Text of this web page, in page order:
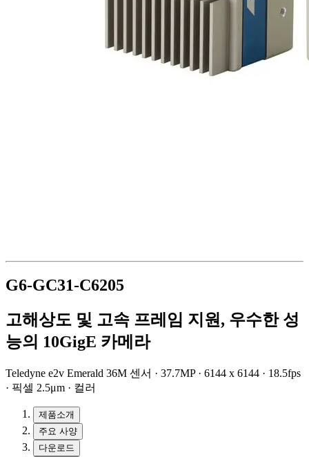
G6-GC31-C6205
고해상도 및 고속 프레임 지원, 우수한 성
능의 10GigE 카메라
Teledyne e2v Emerald 36M 센서 · 37.7MP · 6144 x 6144 · 18.5fps
· 픽셀 2.5μm · 컬러
제품소개
주요 사양
다운로드